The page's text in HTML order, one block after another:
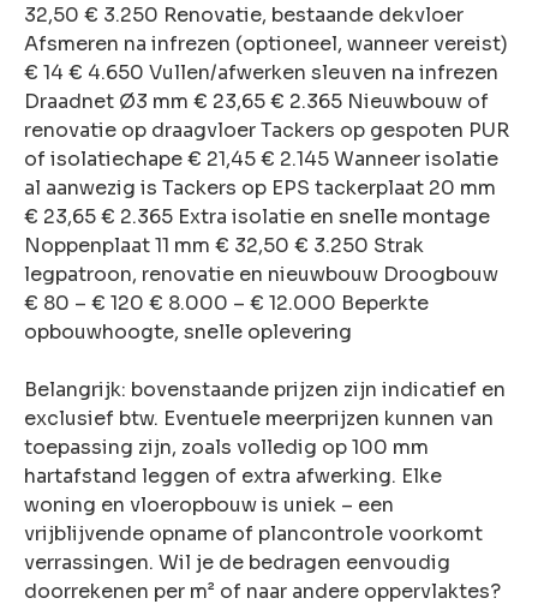
32,50 € 3.250 Renovatie, bestaande dekvloer
Afsmeren na infrezen (optioneel, wanneer vereist)
€ 14 € 4.650 Vullen/afwerken sleuven na infrezen
Draadnet Ø3 mm € 23,65 € 2.365 Nieuwbouw of
renovatie op draagvloer Tackers op gespoten PUR
of isolatiechape € 21,45 € 2.145 Wanneer isolatie
al aanwezig is Tackers op EPS tackerplaat 20 mm
€ 23,65 € 2.365 Extra isolatie en snelle montage
Noppenplaat 11 mm € 32,50 € 3.250 Strak
legpatroon, renovatie en nieuwbouw Droogbouw
€ 80 – € 120 € 8.000 – € 12.000 Beperkte
opbouwhoogte, snelle oplevering
Belangrijk: bovenstaande prijzen zijn indicatief en
exclusief btw. Eventuele meerprijzen kunnen van
toepassing zijn, zoals volledig op 100 mm
hartafstand leggen of extra afwerking. Elke
woning en vloeropbouw is uniek – een
vrijblijvende opname of plancontrole voorkomt
verrassingen. Wil je de bedragen eenvoudig
doorrekenen per m² of naar andere oppervlaktes?